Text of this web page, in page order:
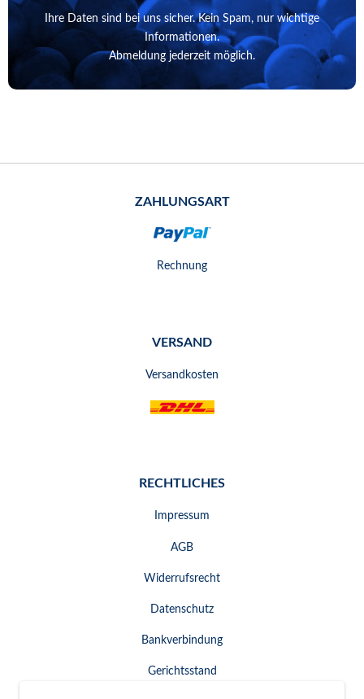
Ihre Daten sind bei uns sicher. Kein Spam, nur wichtige
Informationen.
Abmeldung jederzeit möglich.
ZAHLUNGSART
Rechnung
VERSAND
Versandkosten
RECHTLICHES
Impressum
AGB
Widerrufsrecht
Datenschutz
Bankverbindung
Gerichtsstand